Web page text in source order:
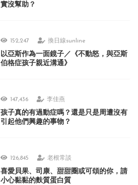
實沒幫助？
152,247 換日線sunline
以亞斯作為一面鏡子／《不動怒，與亞斯
伯格症孩子親近溝通》
147,436 李佳燕
孩子真的有過動症嗎？還是只是周遭沒有
引起他們興趣的事物？
126,845 老根常談
喜愛貝果、司康、甜甜圈或可頌的你，請
小心黏黏的麩質蛋白質